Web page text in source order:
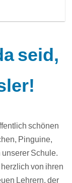
seid,
schönen
Pinguine,
Schule.
von ihren
Lehrern, der